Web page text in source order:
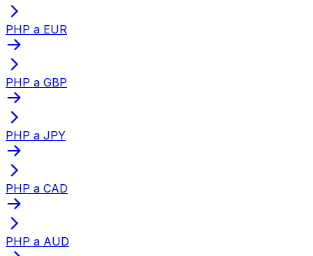
PHP a EUR
PHP a GBP
PHP a JPY
PHP a CAD
PHP a AUD